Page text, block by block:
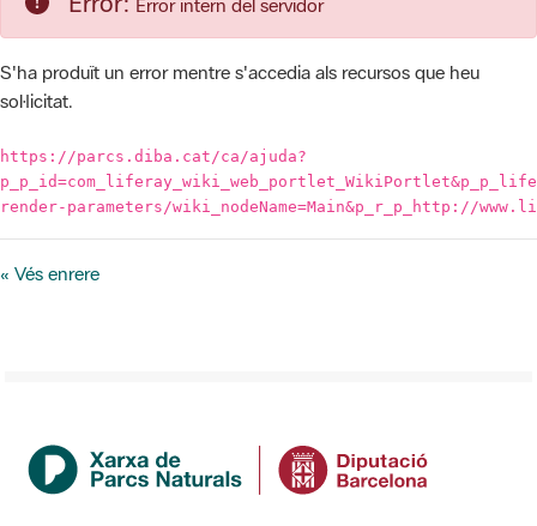
sol·licitat.
https://parcs.diba.cat/ca/ajuda?
« Vés enrere
Institució